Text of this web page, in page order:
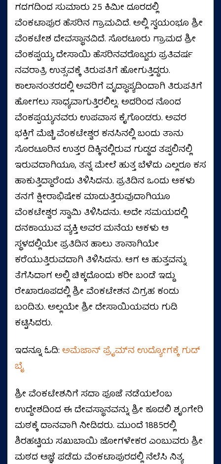
ಗದಗದಿಂದ ಸುಮಾರು 25 ಕಿಮೀ ದೂರದಲ್ಲಿ
ವೆಂಕಟಾಪುರ ಹೆಸರಿನ ಗ್ರಾಮವಿದೆ. ಅಲ್ಲಿ ಸ್ವಯಂಭೂ ಶ್ರೀ
ವೆಂಕಟೇಶ ದೇವಸ್ಥಾನವಿದೆ. ಸೊರಟೂರು ಗ್ರಾಮದ ಶ್ರೀ
ವೆಂಕಪ್ಪಯ್ಯ ದೇಸಾಯಿ ಹೆಸರಿನವರೊಬ್ಬರು ಪ್ರತಿವರ್ಷ
ನವರಾತ್ರಿ ಉತ್ಸವಕ್ಕೆ ತಿರುಪತಿಗೆ ಹೋಗುತ್ತಿದ್ದರು.
ಕಾಲಾನಂತರದಲ್ಲಿ ಅವರಿಗೆ ವೃದ್ಧಾಪ್ಯದಿಂದಾಗಿ ತಿರುಪತಿಗೆ
ಹೋಗಲು ಸಾಧ್ಯವಾಗುತ್ತಿರಲಿಲ್ಲ. ಅದರಿಂದ ನೊಂದ
ವೆಂಕಪ್ಪಯ್ಯನವರು ಉಪವಾಸ ಕೈಗೊಂಡರು. ಅವರ
ಭಕ್ತಿಗೆ ಮೆಚ್ಚಿ ವೆಂಕಟೇಶ್ವರ ಕನಸಿನಲ್ಲಿ ಬಂದು ತಾನು
ಸೊರಟೂರಿನ ಉತ್ತರ ದಿಕ್ಕಿನಲ್ಲಿರುವ ಗುಡ್ಡದ ತಪ್ಪಲಿನಲ್ಲಿ
ಇರುವದಾಗಿಯೂ, ತನ್ನ ಮೇಲೆ ಹುತ್ತ ಬೆಳೆದು ಎಲ್ಲರೂ ಕಸ
ಹಾಕುತ್ತಿದ್ದಾರೆಂದು ತಿಳಿಸಿದನು. ಪ್ರತಿದಿನ ಒಂದು ಆಕಳು
ತನಗೆ ಕ್ಷೀರಾಭಿಷೇಕ ಮಾಡುತ್ತಿರುವುದಾಗಿಯೂ
ವೆಂಕಟೇಶ್ವರ ಸ್ವಾಮಿ ತಿಳಿಸಿದನು. ಅದೇ ಸಮಯದಲ್ಲಿ
ದನಕಾಯುವ ವ್ಯಕ್ತಿ ಅವರ ಮನೆಯ ಆಕಳು ಆ
ಸ್ಥಳದಲ್ಲಿಯೇ ಪ್ರತಿದಿನ ಹಾಲು ತಾನಾಗಿಯೇ
ಕರೆಯುತ್ತಿರುವದಾಗಿ ತಿಳಿಸಿದನು. ಆಗ ಆ ಹುತ್ತವನ್ನು
ತೆಗೆಸಿದಾಗ ಅಲ್ಲಿ ಚಿಕ್ಕದೊಂದು ಕರೀ ಬಂಡೆ ಇದ್ದು
ರೇಖಾರೂಪದಲ್ಲಿ ಶ್ರೀ ವೆಂಕಟೇಶನ ವಿಗ್ರಹ ಕಂಡು
ಬಂದಿತು. ಅಲ್ಲಯೇ ಶ್ರೀ ದೇಸಾಯಿಯವರು ಗುಡಿ
ಕಟ್ಟಿಸಿದರು.
ಇದನ್ನೂ ಓದಿ:ಅಮೆಜಾನ್‌ ಪ್ರೈಮ್‌ನ ಉದ್ಯೋಗಕ್ಕೆ ಗುಡ್‌
ಬೈ
ಶ್ರೀ ವೆಂಕಟೇಶನಿಗೆ ಸದಾ ಪೂಜೆ ನಡೆಯಲೆಂಬ
ಉದ್ದೇಶದಿಂದ ಈ ದೇವಸ್ಥಾನವನ್ನು ಶ್ರೀ ಕೂಡಲಿ ಶೃಂಗೇರಿ
ಮಠಕ್ಕೆ ದಾನವಾಗಿ ನೀಡಿದರು. ಮುಂದೆ 1885ರಲ್ಲಿ
ಶಿರಹಟ್ಟಿಯ ಸಖುಬಾಯಿ ಜೋಗಳೇಕರ ಎಂಬುವರು ಶ್ರೀ
ಮಠದ ಆಜ್ಞೆ ಪಡೆದು ವೆಂಕಟಾಪುರದಲ್ಲಿ ನೆಲೆಸಿ ನಿತ್ಯ